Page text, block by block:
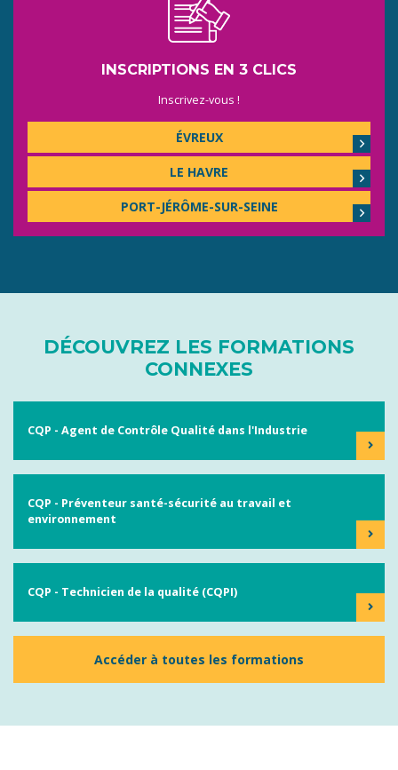
INSCRIPTIONS EN 3 CLICS
Inscrivez-vous !
ÉVREUX
LE HAVRE
PORT-JÉRÔME-SUR-SEINE
DÉCOUVREZ LES FORMATIONS
CONNEXES
CQP - Agent de Contrôle Qualité dans l'Industrie
CQP - Préventeur santé-sécurité au travail et
environnement
CQP - Technicien de la qualité (CQPI)
Accéder à toutes les formations